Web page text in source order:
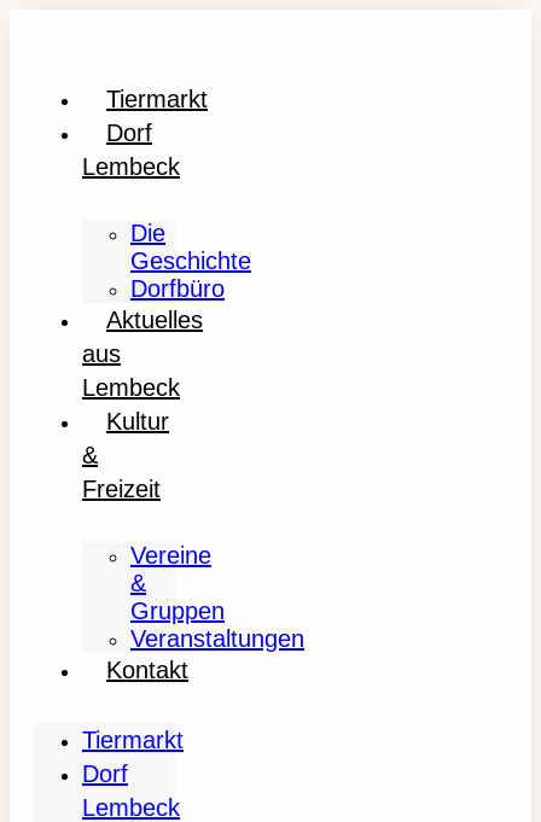
Tiermarkt
Dorf
Lembeck
Die
Geschichte
Dorfbüro
Aktuelles
aus
Lembeck
Kultur
&
Freizeit
Vereine
&
Gruppen
Veranstaltungen
Kontakt
Tiermarkt
Dorf
Lembeck